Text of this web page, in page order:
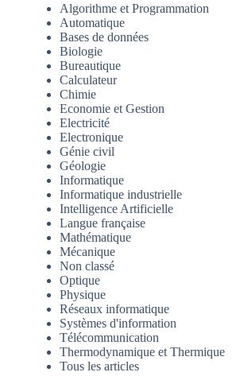
Algorithme et Programmation
Automatique
Bases de données
Biologie
Bureautique
Calculateur
Chimie
Economie et Gestion
Electricité
Electronique
Génie civil
Géologie
Informatique
Informatique industrielle
Intelligence Artificielle
Langue française
Mathématique
Mécanique
Non classé
Optique
Physique
Réseaux informatique
Systèmes d'information
Télécommunication
Thermodynamique et Thermique
Tous les articles